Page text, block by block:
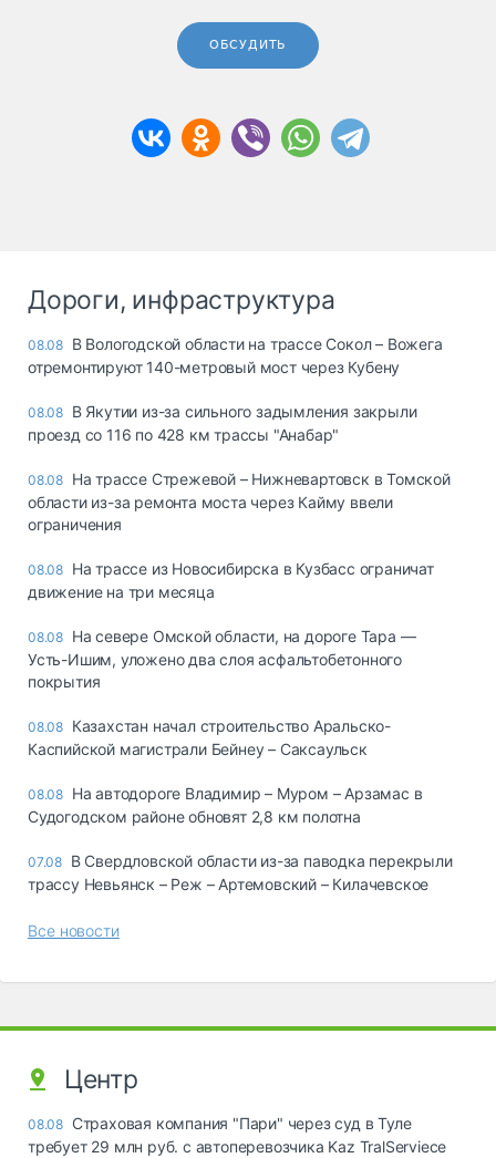
ОБСУДИТЬ
Дороги, инфраструктура
08.08 В Вологодской области на трассе Сокол – Вожега
отремонтируют 140-метровый мост через Кубену
08.08 В Якутии из-за сильного задымления закрыли
проезд со 116 по 428 км трассы "Анабар"
08.08 На трассе Стрежевой – Нижневартовск в Томской
области из-за ремонта моста через Кайму ввели
ограничения
08.08 На трассе из Новосибирска в Кузбасс ограничат
движение на три месяца
08.08 На севере Омской области, на дороге Тара —
Усть-Ишим, уложено два слоя асфальтобетонного
покрытия
08.08 Казахстан начал строительство Аральско-
Каспийской магистрали Бейнеу – Саксаульск
08.08 На автодороге Владимир – Муром – Арзамас в
Судогодском районе обновят 2,8 км полотна
07.08 В Свердловской области из-за паводка перекрыли
трассу Невьянск – Реж – Артемовский – Килачевское
Все новости
Центр
08.08 Страховая компания "Пари" через суд в Туле
требует 29 млн руб. с автоперевозчика Kaz TralServiece